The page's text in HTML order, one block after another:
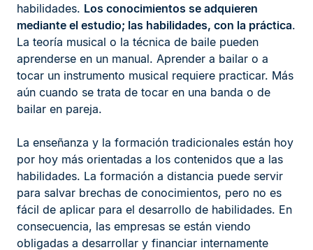
habilidades. Los conocimientos se adquieren
mediante el estudio; las habilidades, con la práctica.
La teoría musical o la técnica de baile pueden
aprenderse en un manual. Aprender a bailar o a
tocar un instrumento musical requiere practicar. Más
aún cuando se trata de tocar en una banda o de
bailar en pareja.
La enseñanza y la formación tradicionales están hoy
por hoy más orientadas a los contenidos que a las
habilidades. La formación a distancia puede servir
para salvar brechas de conocimientos, pero no es
fácil de aplicar para el desarrollo de habilidades. En
consecuencia, las empresas se están viendo
obligadas a desarrollar y financiar internamente